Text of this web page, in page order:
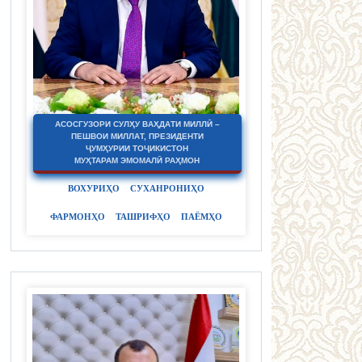
АСОСГУЗОРИ СУЛҲУ ВАҲДАТИ МИЛЛӢ –
ПЕШВОИ МИЛЛАТ, ПРЕЗИДЕНТИ
ҶУМҲУРИИ ТОҶИКИСТОН
МУҲТАРАМ ЭМОМАЛӢ РАҲМОН
ВОХУРИҲО СУХАНРОНИҲО
ФАРМОНҲО ТАШРИФҲО ПАЁМҲО